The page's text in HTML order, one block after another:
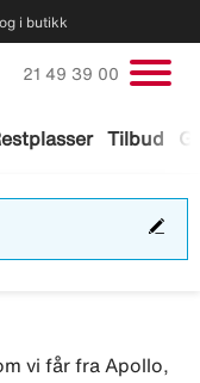
i butikk
Tilbud
Ring oss på
21 49 39 00
vi får fra Apollo,